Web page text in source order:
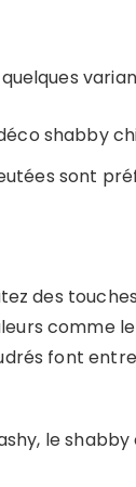
shabby
sont
des
comme
font
le